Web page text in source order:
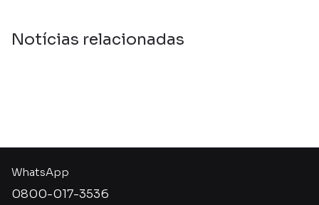
Notícias relacionadas
WhatsApp
0800-017-3536